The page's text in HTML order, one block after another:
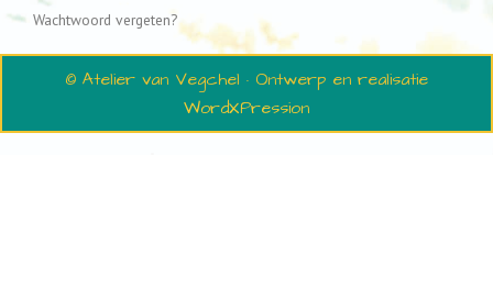
Wachtwoord vergeten?
© Atelier van Vegchel · Ontwerp en realisatie
WordXPression